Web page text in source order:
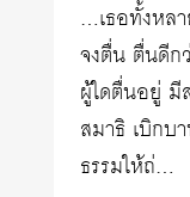
…เธอทั้งหล
จงตื่น ตื่นดีก
ผู้ใดตื่นอยู่
สมาธิ เบิกบ
ธรรมให้ถ่…